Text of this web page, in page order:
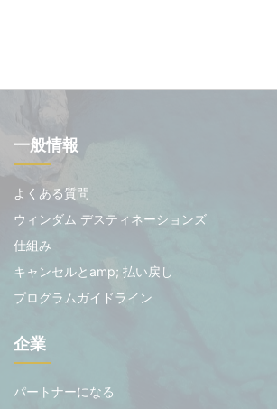
一般情報
よくある質問
ウィンダム デスティネーションズ
仕組み
キャンセルとamp; 払い戻し
プログラムガイドライン
企業
パートナーになる